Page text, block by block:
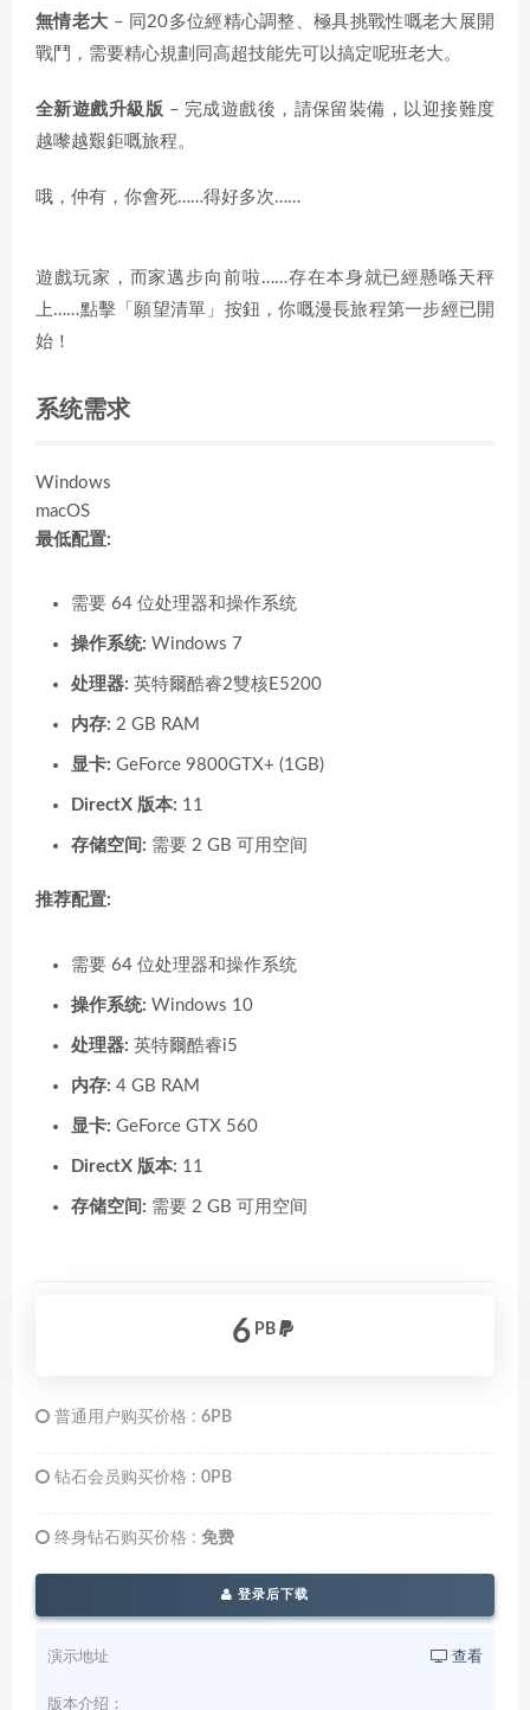
無情老大 – 同20多位經精心調整、極具挑戰性嘅老大展開
戰鬥，需要精心規劃同高超技能先可以搞定呢班老大。
全新遊戲升級版 – 完成遊戲後，請保留裝備，以迎接難度
越嚟越艱鉅嘅旅程。
哦，仲有，你會死……得好多次……
遊戲玩家，而家邁步向前啦……存在本身就已經懸喺天秤
上……點擊「願望清單」按鈕，你嘅漫長旅程第一步經已開
始！
系统需求
Windows
macOS
最低配置:
需要 64 位处理器和操作系统
操作系统: Windows 7
处理器: 英特爾酷睿2雙核E5200
内存: 2 GB RAM
显卡: GeForce 9800GTX+ (1GB)
DirectX 版本: 11
存储空间: 需要 2 GB 可用空间
推荐配置:
需要 64 位处理器和操作系统
操作系统: Windows 10
处理器: 英特爾酷睿i5
内存: 4 GB RAM
显卡: GeForce GTX 560
DirectX 版本: 11
存储空间: 需要 2 GB 可用空间
6 PB
普通用户购买价格 : 6PB
钻石会员购买价格 : 0PB
终身钻石购买价格 : 免费
登录后下载
演示地址 查看
版本介绍：